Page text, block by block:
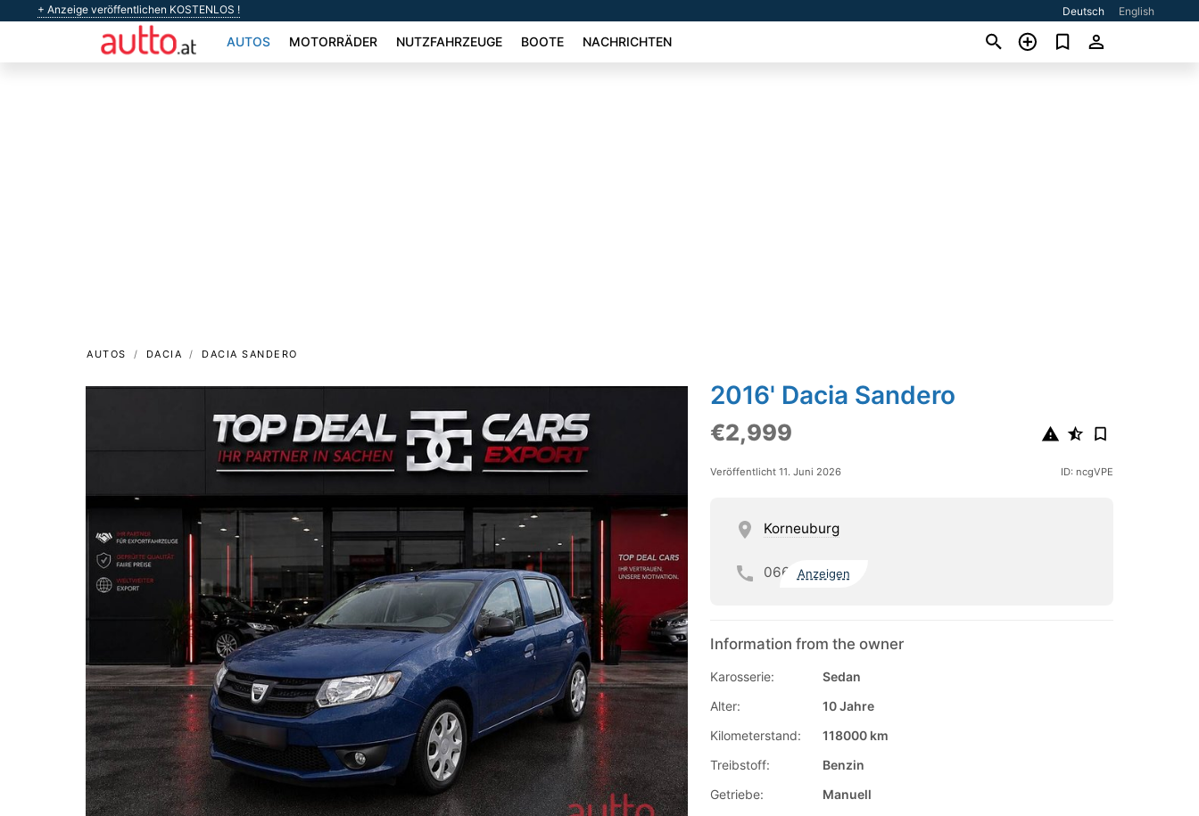
+ Anzeige veröffentlichen KOSTENLOS ! Deutsch English
AUTOS MOTORRÄDER NUTZFAHRZEUGE BOOTE NACHRICHTEN
AUTOS DACIA DACIA SANDERO
2016' Dacia Sandero
€2,999
Veröffentlicht 11. Juni 2026 ID: ncgVPE
Korneuburg
066 Anzeigen
Information from the owner
Karosserie:
Sedan
Alter:
10 Jahre
Kilometerstand:
118000 km
Treibstoff:
Benzin
Getriebe:
Manuell